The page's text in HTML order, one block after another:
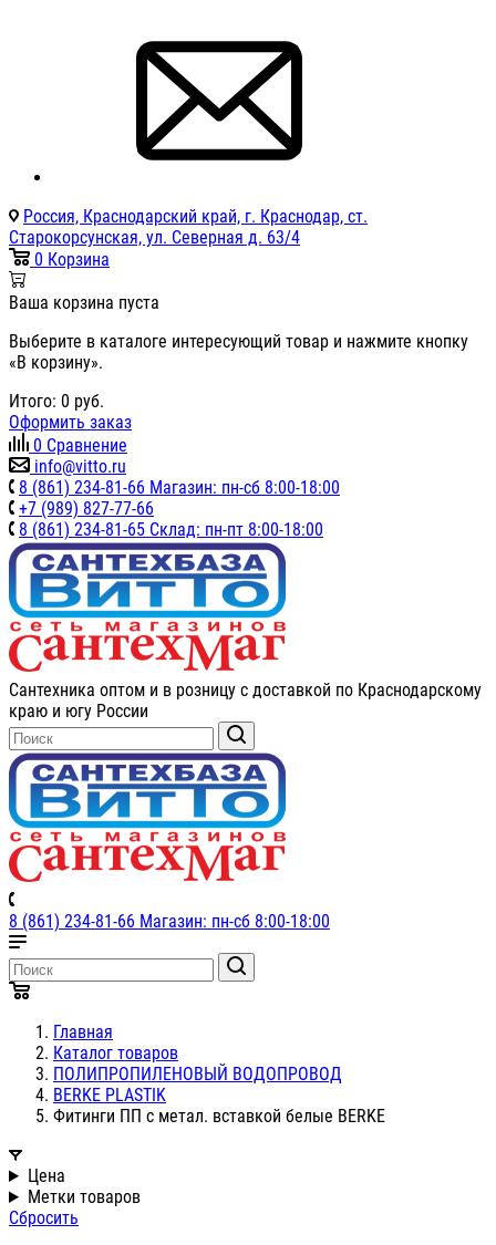
Россия, Краснодарский край, г. Краснодар, ст.
Старокорсунская, ул. Северная д. 63/4
0 Корзина
Ваша корзина пуста
Выберите в каталоге интересующий товар и нажмите кнопку
«В корзину».
Итого: 0 руб.
Оформить заказ
0 Сравнение
info@vitto.ru
8 (861) 234-81-66 Магазин: пн-сб 8:00-18:00
+7 (989) 827-77-66
8 (861) 234-81-65 Склад: пн-пт 8:00-18:00
Сантехника оптом и в розницу с доставкой по Краснодарскому
краю и югу России
8 (861) 234-81-66 Магазин: пн-сб 8:00-18:00
Главная
Каталог товаров
ПОЛИПРОПИЛЕНОВЫЙ ВОДОПРОВОД
BERKE PLASTIK
Фитинги ПП с метал. вставкой белые BERKE
Цена
Метки товаров
Сбросить